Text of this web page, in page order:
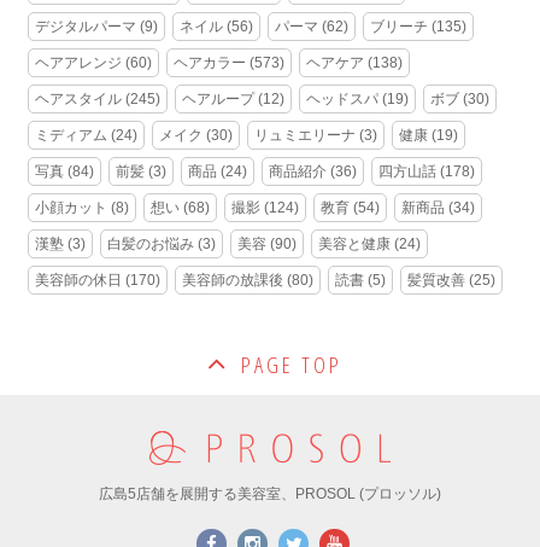
デジタルパーマ (9) ネイル (56) パーマ (62) ブリーチ (135)
ヘアアレンジ (60) ヘアカラー (573) ヘアケア (138)
ヘアスタイル (245) ヘアループ(12) ヘッドスパ (19) ボブ (30)
ミディアム (24) メイク (30) リュミエリーナ (3) 健康 (19)
写真 (84) 前髪 (3) 商品 (24) 商品紹介 (36) 四方山話 (178)
小顔カット (8) 想い (68) 撮影 (124) 教育 (54) 新商品 (34)
漢塾 (3) 白髪のお悩み (3) 美容 (90) 美容と健康 (24)
美容師の休日 (170) 美容師の放課後 (80) 読書 (5) 髪質改善 (25)
広島5店舗を展開する美容室、PROSOL (プロッソル)
PAGE TOP